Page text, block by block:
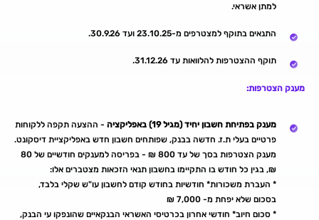
למתן אשראי.
התנאים בתוקף למצטרפים מ-23.10.25 ועד 30.9.26.
תוקף ההצטרפות להלוואות עד 31.12.26.
מענק הצטרפות:
מענק בפתיחת חשבון יחיד (מגיל 19) באפליקציה
- ההצעה תקפה ללקוחות
פרטיים בעלי ת.ז. חדשה בבנק, שפותחים חשבון חדש באפליקציית דיסקונט.
מענק הצטרפות בסך של עד 800 ₪ - בפריסה למענקים חודשיים של 80
₪, בגין כל חודש בו התקיימו בחשבון תנאי הזכאות מצטברים אלו:
* העברת משכורות* חודשיות בחודש קודם לחשבון עו"ש שקלי בלבד,
בסכום שלא יפחת מ- 7,000 ₪
* סכום חיוב* חודשי אחרון בכרטיסי האשראי הבנקאיים שהונפקו עי הבנק,